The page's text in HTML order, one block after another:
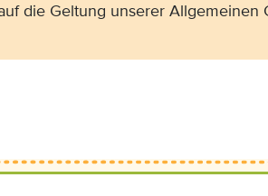
die Geltung unserer